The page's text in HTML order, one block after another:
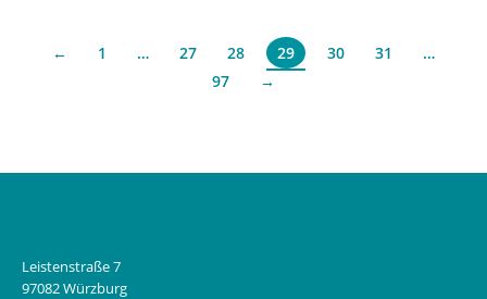
← 1 … 27 28 29 30 31
…
97
→
Leistenstraße 7
97082 Würzburg